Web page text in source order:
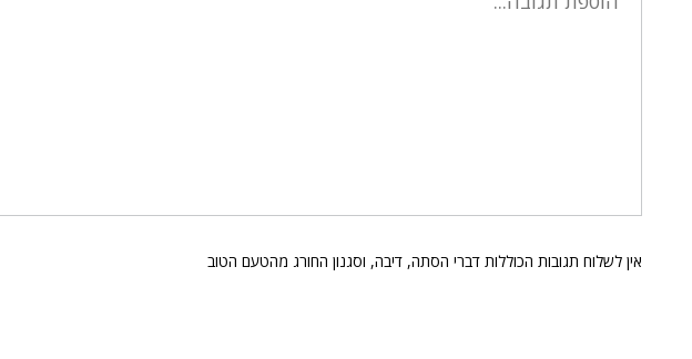
אין לשלוח תגובות הכוללות דברי הסתה, דיבה, וסגנון החורג מהטעם הטוב